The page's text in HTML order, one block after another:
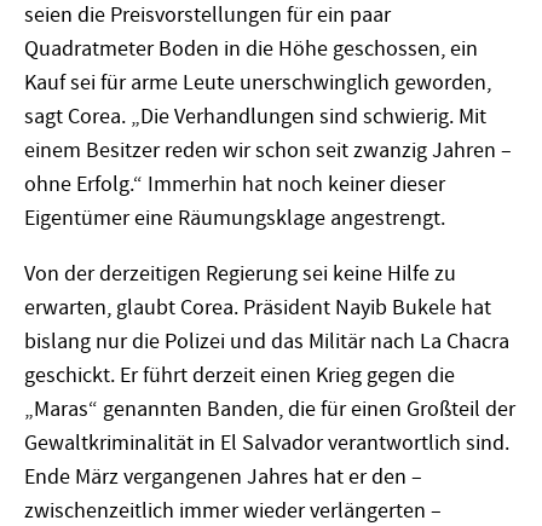
seien die Preisvorstellungen für ein paar
Quadratmeter Boden in die Höhe geschossen, ein
Kauf sei für arme Leute unerschwinglich geworden,
sagt Corea. „Die Verhandlungen sind schwierig. Mit
einem Besitzer reden wir schon seit zwanzig Jahren –
ohne Erfolg.“ Immerhin hat noch keiner dieser
Eigentümer eine Räumungsklage angestrengt.
Von der derzeitigen Regierung sei keine Hilfe zu
erwarten, glaubt Corea. Präsident Nayib Bukele hat
bislang nur die Polizei und das Militär nach La Chacra
geschickt. Er führt derzeit einen Krieg gegen die
„Maras“ genannten Banden, die für einen Großteil der
Gewaltkriminalität in El Salvador verantwortlich sind.
Ende März vergangenen Jahres hat er den –
zwischenzeitlich immer wieder verlängerten –